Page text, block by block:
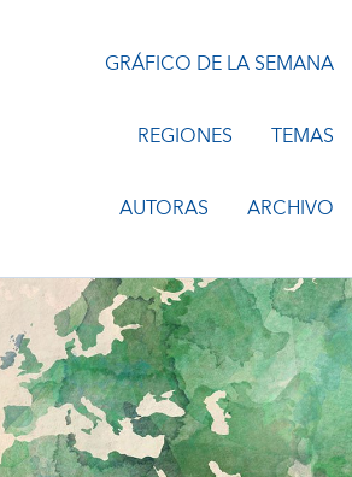
GRÁFICO DE LA SEMANA
REGIONES TEMAS
AUTORAS ARCHIVO